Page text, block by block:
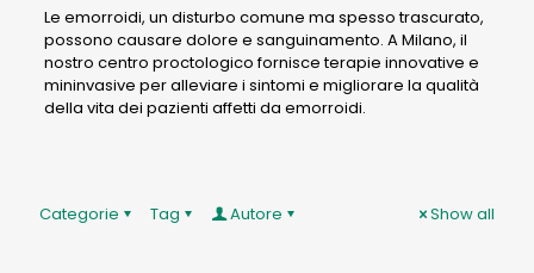
Le emorroidi, un disturbo comune ma spesso trascurato,
possono causare dolore e sanguinamento. A Milano, il
nostro centro proctologico fornisce terapie innovative e
mininvasive per alleviare i sintomi e migliorare la qualità
della vita dei pazienti affetti da emorroidi.
Categorie Tag Autore Show all